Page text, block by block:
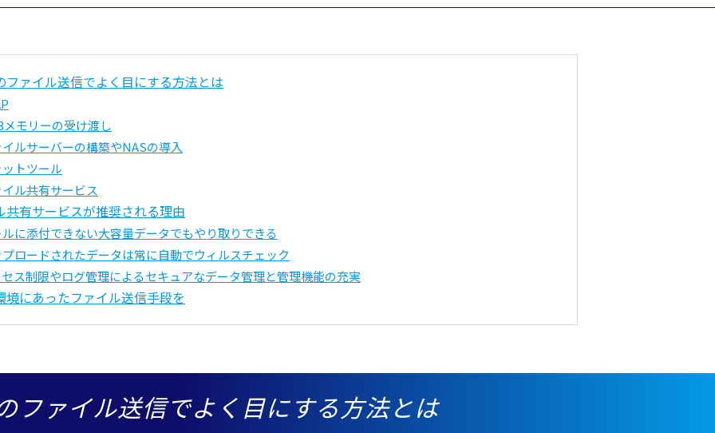
ファイル送信でよく目にする方法とは
モリーの受け渡し
ルサーバーの構築やNASの導入
トツール
ル共有サービス
共有サービスが推奨される理由
に添付できない大容量データでもやり取りできる
ロードされたデータは常に自動でウィルスチェック
ス制限やログ管理によるセキュアなデータ管理と管理機能の充実
境にあったファイル送信手段を
ファイル送信でよく目にする方法とは